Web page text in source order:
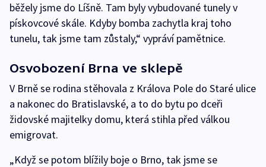
běžely jsme do Líšně. Tam byly vybudované tunely v
pískovcové skále. Kdyby bomba zachytla kraj toho
tunelu, tak jsme tam zůstaly,“ vypráví pamětnice.
Osvobození Brna ve sklepě
V Brně se rodina stěhovala z Králova Pole do Staré ulice
a nakonec do Bratislavské, a to do bytu po dceři
židovské majitelky domu, která stihla před válkou
emigrovat.
„Když se potom blížily boje o Brno, tak jsme se